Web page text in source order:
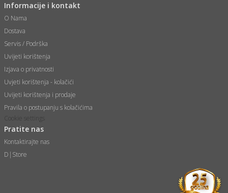
Informacije i kontakt
O Nama
Dostava
Servis / Podrška
Uvijeti korištenja
Izjava o privatnosti
Uvjeti korištenja - kolačići
Uvijeti korištenja i prodaje
Pravila o postupanju s kolačićima
Cookie settings
Pratite nas
Kontaktirajte nas
D|Store